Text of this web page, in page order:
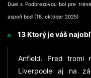
Duel s Podbrezovou bol pre
aspoň bod (18. október 2025)
13 Ktorý je váš
Anfield. Pred tromi
Liverpoole aj na